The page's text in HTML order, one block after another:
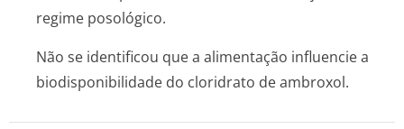
regime posológico.
Não se identificou que a alimentação influencie a
biodisponibilidade do cloridrato de ambroxol.